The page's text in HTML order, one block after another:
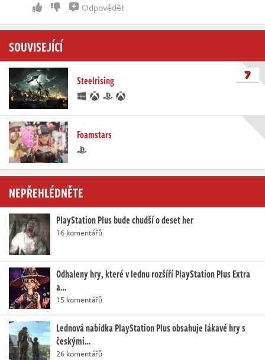
Odpovědět
SOUVISEJÍCÍ
Steelrising 7
Foamstars
NEPŘEHLÉDNĚTE
PlayStation Plus bude chudší o deset her
16 komentářů
Odhaleny hry, které v lednu rozšíří PlayStation Plus Extra
a…
15 komentářů
Lednová nabídka PlayStation Plus obsahuje lákavé hry s
českými…
26 komentářů